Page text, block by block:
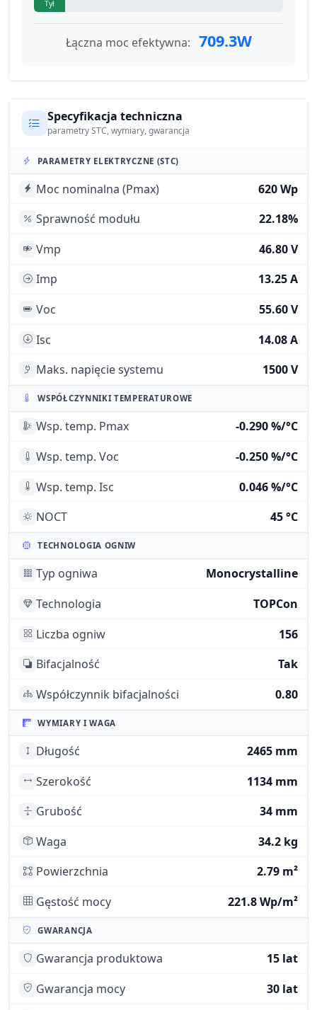
Tył
Łączna moc efektywna: 709.3W
Specyfikacja techniczna
parametry STC, wymiary, gwarancja
PARAMETRY ELEKTRYCZNE (STC)
Moc nominalna (Pmax)
620 Wp
Sprawność modułu
22.18%
Vmp
46.80 V
Imp
13.25 A
Voc
55.60 V
Isc
14.08 A
Maks. napięcie systemu
1500 V
WSPÓŁCZYNNIKI TEMPERATUROWE
Wsp. temp. Pmax
-0.290 %/°C
Wsp. temp. Voc
-0.250 %/°C
Wsp. temp. Isc
0.046 %/°C
NOCT
45 °C
TECHNOLOGIA OGNIW
Typ ogniwa
Monocrystalline
Technologia
TOPCon
Liczba ogniw
156
Bifacjalność
Tak
Współczynnik bifacjalności
0.80
WYMIARY I WAGA
Długość
2465 mm
Szerokość
1134 mm
Grubość
34 mm
Waga
34.2 kg
Powierzchnia
2.79 m²
Gęstość mocy
221.8 Wp/m²
GWARANCJA
Gwarancja produktowa
15 lat
Gwarancja mocy
30 lat